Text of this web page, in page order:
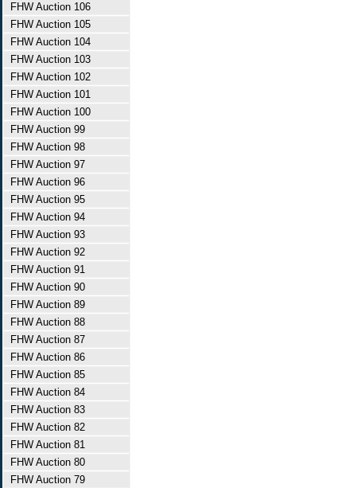
FHW Auction 106
FHW Auction 105
FHW Auction 104
FHW Auction 103
FHW Auction 102
FHW Auction 101
FHW Auction 100
FHW Auction 99
FHW Auction 98
FHW Auction 97
FHW Auction 96
FHW Auction 95
FHW Auction 94
FHW Auction 93
FHW Auction 92
FHW Auction 91
FHW Auction 90
FHW Auction 89
FHW Auction 88
FHW Auction 87
FHW Auction 86
FHW Auction 85
FHW Auction 84
FHW Auction 83
FHW Auction 82
FHW Auction 81
FHW Auction 80
FHW Auction 79